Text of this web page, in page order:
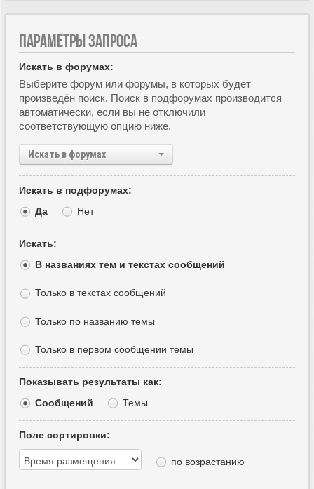
ПАРАМЕТРЫ ЗАПРОСА
Искать в форумах:
Выберите форум или форумы, в которых будет
произведён поиск. Поиск в подфорумах производится
автоматически, если вы не отключили
соответствующую опцию ниже.
Искать в форумах
Искать в подфорумах:
Да
Нет
Искать:
В названиях тем и текстах сообщений
Только в текстах сообщений
Только по названию темы
Только в первом сообщении темы
Показывать результаты как:
Сообщений
Темы
Поле сортировки:
по возрастанию